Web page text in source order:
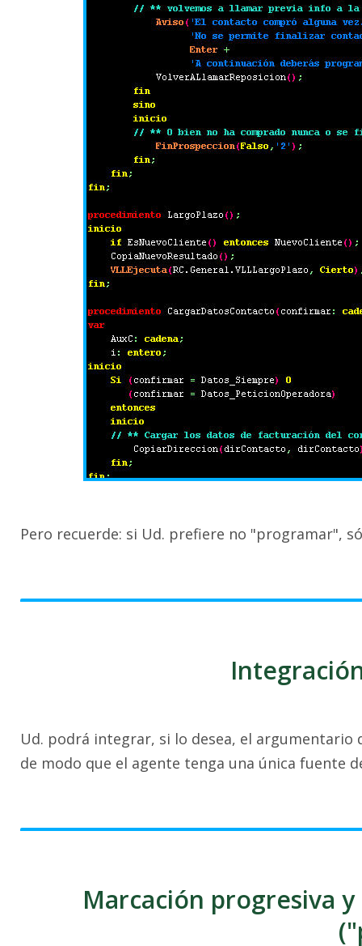
Pero recuerde: si Ud. prefiere no "programar",
Ud. podrá integrar, si lo desea, el
de modo que el agente tenga una única fuente
Marcación progresiva